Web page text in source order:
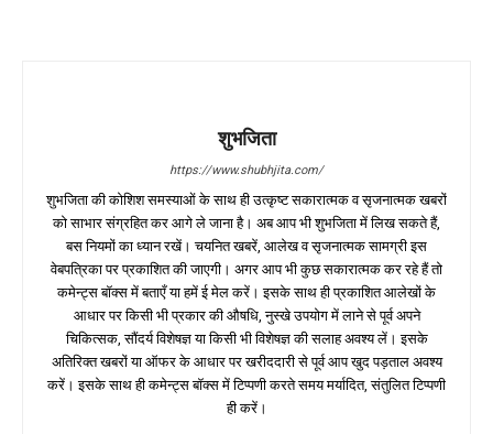
शुभजिता
https://www.shubhjita.com/
शुभजिता की कोशिश समस्याओं के साथ ही उत्कृष्ट सकारात्मक व सृजनात्मक खबरों
को साभार संग्रहित कर आगे ले जाना है। अब आप भी शुभजिता में लिख सकते हैं,
बस नियमों का ध्यान रखें। चयनित खबरें, आलेख व सृजनात्मक सामग्री इस
वेबपत्रिका पर प्रकाशित की जाएगी। अगर आप भी कुछ सकारात्मक कर रहे हैं तो
कमेन्ट्स बॉक्स में बताएँ या हमें ई मेल करें। इसके साथ ही प्रकाशित आलेखों के
आधार पर किसी भी प्रकार की औषधि, नुस्खे उपयोग में लाने से पूर्व अपने
चिकित्सक, सौंदर्य विशेषज्ञ या किसी भी विशेषज्ञ की सलाह अवश्य लें। इसके
अतिरिक्त खबरों या ऑफर के आधार पर खरीददारी से पूर्व आप खुद पड़ताल अवश्य
करें। इसके साथ ही कमेन्ट्स बॉक्स में टिप्पणी करते समय मर्यादित, संतुलित टिप्पणी
ही करें।